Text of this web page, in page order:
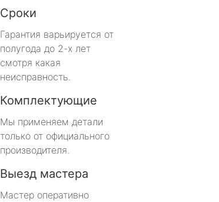
Сроки
Гарантия варьируется от
полугода до 2-х лет
смотря какая
неисправность.
Комплектующие
Мы применяем детали
только от официального
производителя.
Выезд мастера
Мастер оперативно